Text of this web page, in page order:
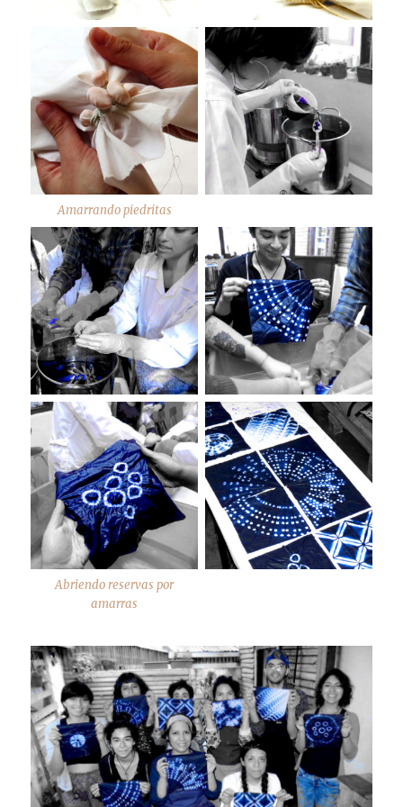
Amarrando piedritas
Abriendo reservas por
amarras